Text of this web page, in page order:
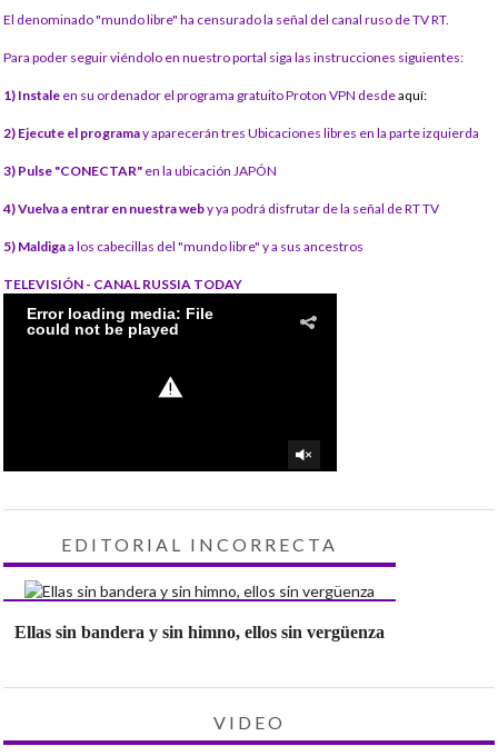
El denominado "mundo libre" ha censurado la señal del canal ruso de TV RT.
Para poder seguir viéndolo en nuestro portal siga las instrucciones siguientes:
1) Instale en su ordenador el programa gratuito Proton VPN desdeaquí:
2) Ejecute el programay aparecerán tres Ubicaciones libres en la parte izquierda
3) Pulse "CONECTAR" en la ubicación JAPÓN
4) Vuelva a entrar en nuestra weby ya podrá disfrutar de la señal de RT TV
5) Maldigaa los cabecillas del "mundo libre" y a sus ancestros
TELEVISIÓN - CANAL RUSSIA TODAY
EDITORIAL INCORRECTA
Ellas sin bandera y sin himno, ellos sin vergüenza
VIDEO